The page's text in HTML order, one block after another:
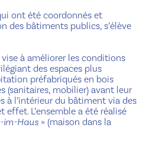
ont été coordonnés et
des bâtiments publics, s’élève
à améliorer les conditions
des espaces plus
préfabriqués en bois
(sanitaires, mobilier) avant leur
à l’intérieur du bâtiment via des
effet. L’ensemble a été réalisé
im-Haus » (maison dans la